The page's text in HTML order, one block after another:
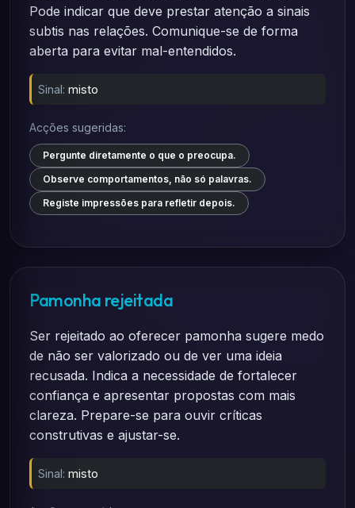
Pode indicar que deve prestar atenção a sinais
subtis nas relações. Comunique-se de forma
aberta para evitar mal-entendidos.
Sinal: misto
Acções sugeridas:
Pergunte diretamente o que o preocupa.
Observe comportamentos, não só palavras.
Registe impressões para refletir depois.
Pamonha rejeitada
Ser rejeitado ao oferecer pamonha sugere medo
de não ser valorizado ou de ver uma ideia
recusada. Indica a necessidade de fortalecer
confiança e apresentar propostas com mais
clareza. Prepare-se para ouvir críticas
construtivas e ajustar-se.
Sinal: misto